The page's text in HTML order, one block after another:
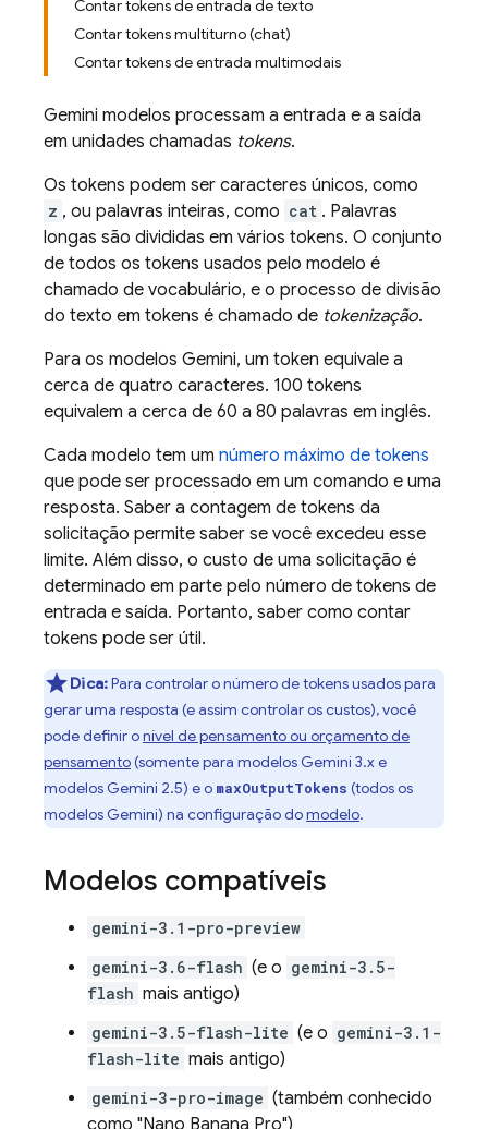
Contar tokens de entrada de texto
Contar tokens multiturno (chat)
Contar tokens de entrada multimodais
Gemini modelos processam a entrada e a saída
em unidades chamadas tokens.
Os tokens podem ser caracteres únicos, como
z , ou palavras inteiras, como cat . Palavras
longas são divididas em vários tokens. O conjunto
de todos os tokens usados pelo modelo é
chamado de vocabulário, e o processo de divisão
do texto em tokens é chamado de tokenização.
Para os modelos Gemini, um token equivale a
cerca de quatro caracteres. 100 tokens
equivalem a cerca de 60 a 80 palavras em inglês.
Cada modelo tem um número máximo de tokens
que pode ser processado em um comando e uma
resposta. Saber a contagem de tokens da
solicitação permite saber se você excedeu esse
limite. Além disso, o custo de uma solicitação é
determinado em parte pelo número de tokens de
entrada e saída. Portanto, saber como contar
tokens pode ser útil.
Dica:Para controlar o número de tokens usados para
gerar uma resposta (e assim controlar os custos), você
pode definir onível de pensamento ou orçamento de
pensamento(somente para modelos Gemini 3.xe
modelos Gemini 2.5) e o maxOutputTokens (todos os
modelos Gemini) na configuração domodelo.
Modelos compatíveis
gemini-3.1-pro-preview
gemini-3.6-flash (e o gemini-3.5-
flash mais antigo)
gemini-3.5-flash-lite (e o gemini-3.1-
flash-lite mais antigo)
gemini-3-pro-image (também conhecido
como "Nano Banana Pro")